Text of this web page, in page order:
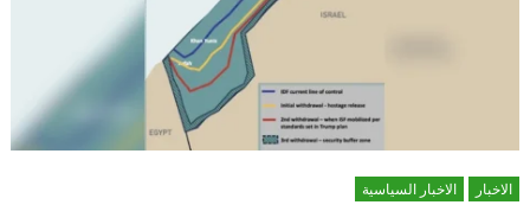
الاخبار الاخبار السياسية